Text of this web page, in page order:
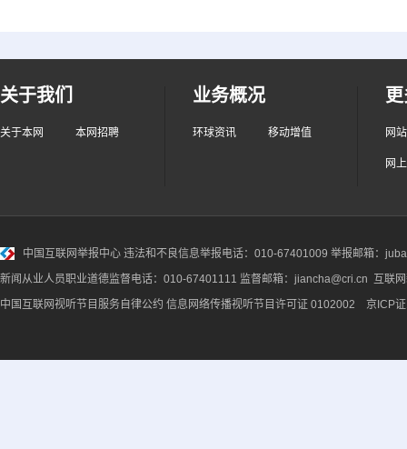
关于我们
关于本网 本网招聘
业务概况
环球资讯 移动增值 网
网
中国互联网举报中心 违法和不良信息举报电话：010-67401009 举报邮箱：
新闻从业人员职业道德监督电话：010-67401111 监督邮箱：jiancha@cri.cn 互联
中国互联网视听节目服务自律公约 信息网络传播视听节目许可证 0102002 京ICP